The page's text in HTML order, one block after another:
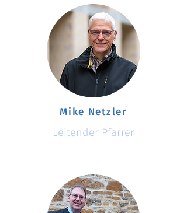
Mike Netzler
Leitender Pfarrer